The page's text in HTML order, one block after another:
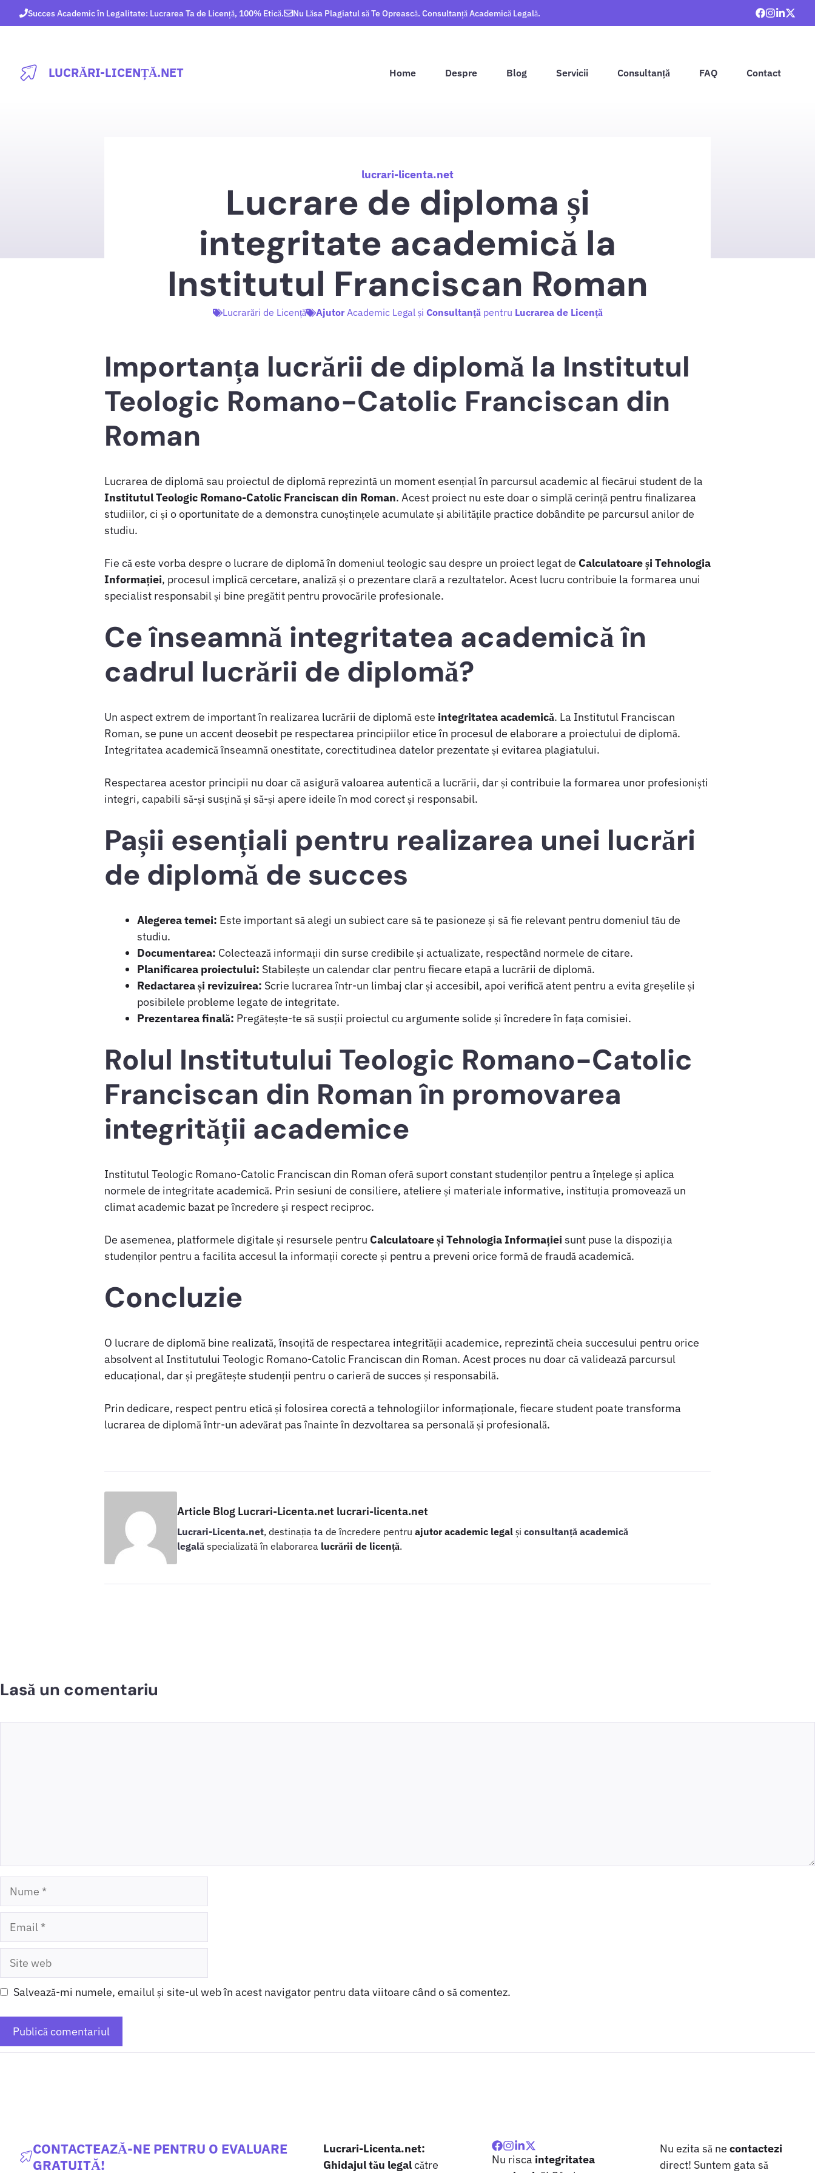
la
Succes Academic în Legalitate: Lucrarea Ta de Licență, 100% Etică. Nu Lăsa Plagiatul să Te Oprească. Consultanță Academică Legală.
LUCRĂRI-LICENȚĂ.NET Home Despre Blog Servicii Consultanță FAQ Contact
lucrari-licenta.net
Lucrare de diploma și
integritate academică la
Institutul Franciscan Roman
Lucrarări de Licență Ajutor Academic Legal și Consultanță pentru Lucrarea de Licență
Importanța lucrării de diplomă la Institutul
Teologic Romano-Catolic Franciscan din
Roman
Lucrarea de diplomă sau proiectul de diplomă reprezintă un moment esențial în parcursul academic al fiecărui student de la
Institutul Teologic Romano-Catolic Franciscan din Roman. Acest proiect nu este doar o simplă cerință pentru finalizarea
studiilor, ci și o oportunitate de a demonstra cunoștințele acumulate și abilitățile practice dobândite pe parcursul anilor de
studiu.
Fie că este vorba despre o lucrare de diplomă în domeniul teologic sau despre un proiect legat de Calculatoare și Tehnologia
Informației, procesul implică cercetare, analiză și o prezentare clară a rezultatelor. Acest lucru contribuie la formarea unui
specialist responsabil și bine pregătit pentru provocările profesionale.
Ce înseamnă integritatea academică în
cadrul lucrării de diplomă?
Un aspect extrem de important în realizarea lucrării de diplomă este integritatea academică. La Institutul Franciscan
Roman, se pune un accent deosebit pe respectarea principiilor etice în procesul de elaborare a proiectului de diplomă.
Integritatea academică înseamnă onestitate, corectitudinea datelor prezentate și evitarea plagiatului.
Respectarea acestor principii nu doar că asigură valoarea autentică a lucrării, dar și contribuie la formarea unor profesioniști
integri, capabili să-și susțină și să-și apere ideile în mod corect și responsabil.
Pașii esențiali pentru realizarea unei lucrări
de diplomă de succes
Alegerea temei: Este important să alegi un subiect care să te pasioneze și să fie relevant pentru domeniul tău de
studiu.
Documentarea: Colectează informații din surse credibile și actualizate, respectând normele de citare.
Planificarea proiectului: Stabilește un calendar clar pentru fiecare etapă a lucrării de diplomă.
Redactarea și revizuirea: Scrie lucrarea într-un limbaj clar și accesibil, apoi verifică atent pentru a evita greșelile și
posibilele probleme legate de integritate.
Prezentarea finală: Pregătește-te să susții proiectul cu argumente solide și încredere în fața comisiei.
Rolul Institutului Teologic Romano-Catolic
Franciscan din Roman în promovarea
integrității academice
Institutul Teologic Romano-Catolic Franciscan din Roman oferă suport constant studenților pentru a înțelege și aplica
normele de integritate academică. Prin sesiuni de consiliere, ateliere și materiale informative, instituția promovează un
climat academic bazat pe încredere și respect reciproc.
De asemenea, platformele digitale și resursele pentru Calculatoare și Tehnologia Informațieisunt puse la dispoziția
studenților pentru a facilita accesul la informații corecte și pentru a preveni orice formă de fraudă academică.
Concluzie
O lucrare de diplomă bine realizată, însoțită de respectarea integrității academice, reprezintă cheia succesului pentru orice
absolvent al Institutului Teologic Romano-Catolic Franciscan din Roman. Acest proces nu doar că validează parcursul
educațional, dar și pregătește studenții pentru o carieră de succes și responsabilă.
Prin dedicare, respect pentru etică și folosirea corectă a tehnologiilor informaționale, fiecare student poate transforma
lucrarea de diplomă într-un adevărat pas înainte în dezvoltarea sa personală și profesională.
Article Blog Lucrari-Licenta.net lucrari-licenta.net
Lucrari-Licenta.net, destinația ta de încredere pentru ajutor academic legal și consultanță academică
legală specializată în elaborarea lucrării de licență.
Lasă un comentariu
Nume
Email
Site
Salvează-mi numele, emailul și site-ul web în acest navigator pentru data viitoare când o să comentez.
CONTACTEAZĂ-NE PENTRU O EVALUARE
GRATUITĂ!
Lucrari-Licenta.net:
Ghidajul tău legalcătre Nu risca integritatea
Nu ezita să necontactezi
direct! Suntem gata să